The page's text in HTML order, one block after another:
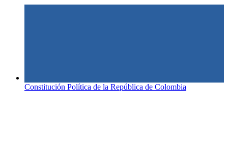
Constitución Política de la República de Colombia